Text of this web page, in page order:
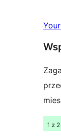
1-
1 z 2